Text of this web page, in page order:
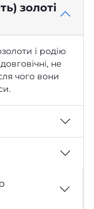
золоті
і родію
не
чого вони